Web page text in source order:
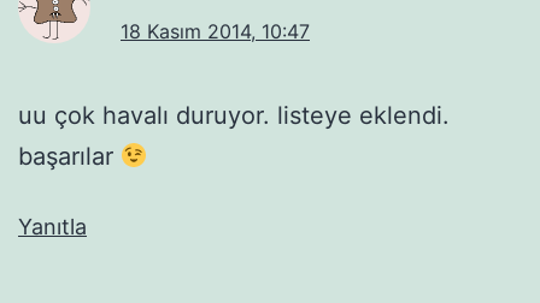
18 Kasım 2014, 10:47
uu çok havalı duruyor. listeye eklendi.
başarılar
Yanıtla